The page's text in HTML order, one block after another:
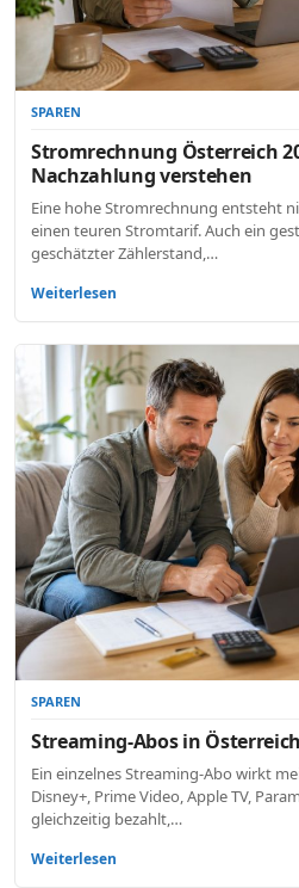
SPAREN
Stromrechnung Österreich
Nachzahlung verstehen
Eine hohe Stromrechnung entsteht
einen teuren Stromtarif. Auch ein
geschätzter Zählerstand,…
Weiterlesen
SPAREN
Streaming-Abos in
Ein einzelnes Streaming-Abo wirkt
Disney+, Prime Video, Apple TV,
gleichzeitig bezahlt,…
Weiterlesen